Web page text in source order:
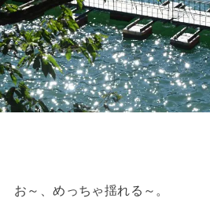
お～、めっちゃ揺れる～。